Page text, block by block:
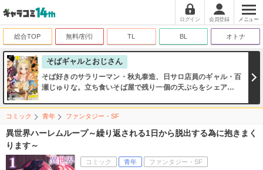
ログイン 会員登録 メニュー
総合TOP 無料/割引 TL BL オトナ
そばギャルとおじさん
そば好きのサラリーマン・秋丸泰造、日サロ店員のギャル・百
瀬じゅりな。立ち食いそば屋で残り一個の天ぷらをシェアした
は、いっしょにそば屋巡りをすることに…!!
コミック 青年 ファンタジー・SF
異世界ハーレムループ～繰り返される1日から脱出する為に抱きまく
ります～
コミック 青年 ファンタジー・SF